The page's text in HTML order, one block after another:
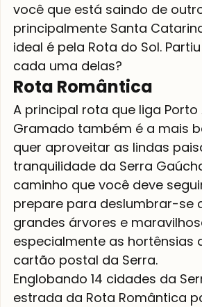
você que está saindo de
principalmente Santa
ideal é pela Rota do Sol.
cada uma delas?
Rota Romântica
A principal rota que liga Porto
Gramado também é a mais
quer aproveitar as lindas
tranquilidade da Serra
caminho que você deve
prepare para deslumbrar-se
grandes árvores e
especialmente as hortênsias
cartão postal da Serra.
Englobando 14 cidades da
estrada da Rota Romântica